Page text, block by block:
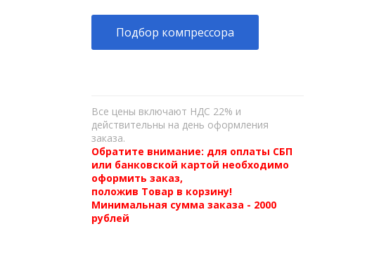
Подбор компрессора
Все цены включают НДС 22% и
действительны на день оформления
заказа.
Обратите внимание: для оплаты СБП
или банковской картой необходимо
оформить заказ,
положив Товар в корзину!
Минимальная сумма заказа - 2000
рублей